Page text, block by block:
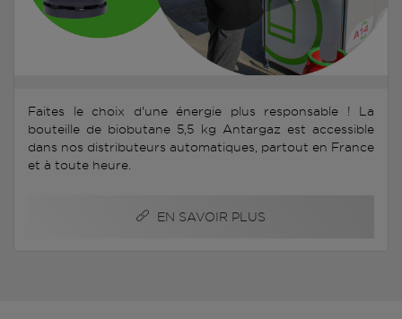
Faites le choix d'une énergie plus responsable ! La
bouteille de biobutane 5,5 kg Antargaz est accessible
dans nos distributeurs automatiques, partout en France
et à toute heure.
EN SAVOIR PLUS